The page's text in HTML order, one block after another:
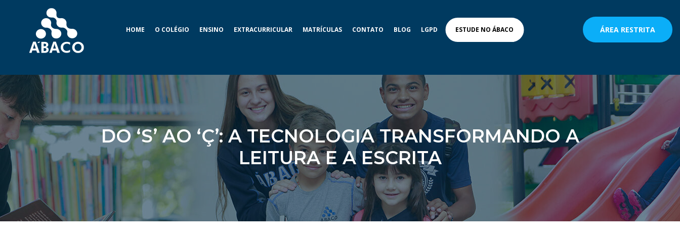
HOME O COLÉGIO ENSINO EXTRACURRICULAR MATRÍCULAS CONTATO BLOG LGPD ESTUDE NO ÁBACO ÁREA RESTRITA
DO ‘S’ AO ‘Ç’: A TECNOLOGIA TRANSFORMANDO A
LEITURA E A ESCRITA